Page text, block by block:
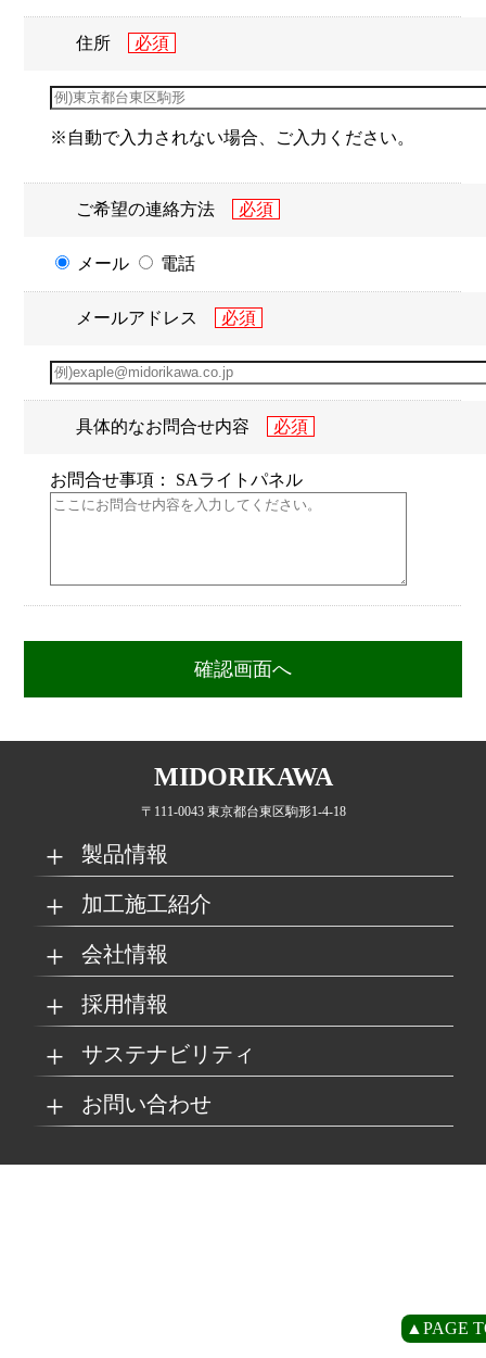
▲PAGE
住所
※自動で入力されない場合、ご入力ください。
ご希望の連絡方法
メール 電話
メールアドレス
具体的なお問合せ内容
お問合せ事項： SAライトパネル
MIDORIKAWA
〒111-0043 東京都台東区駒形1-4-18
製品情報
MKブランド製品 新商品紹介
取扱製品情報
SDSダウンロード
加工施工紹介
グループの総合力 乗り物
工場
環境 商業施設
会社情報
会社概要 経営理念
沿革
採用情報
マイナビ採用ページ
サステナビリティ
リサイクルへの取り組
SDGsへの取り組み
お問い合わせ